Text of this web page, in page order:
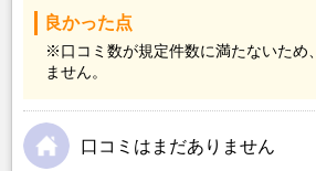
良かった点
※口コミ数が規定件数に満たないため
ません。
口コミはまだありません